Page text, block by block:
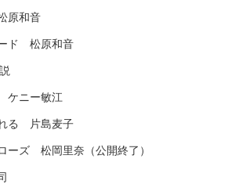
原和音
ド 松原和音
ケニー敏江
る 片島麦子
ーズ 松岡里奈（公開終了）